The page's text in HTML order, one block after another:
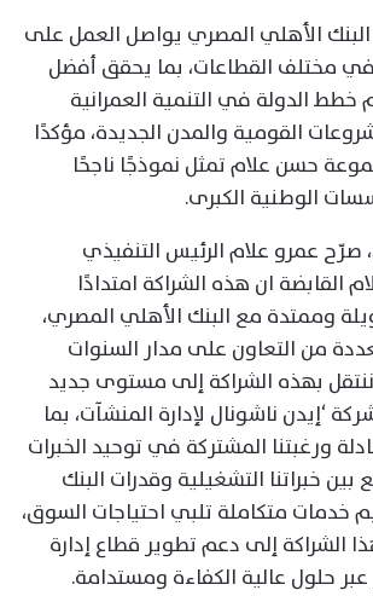
البنك الأهلي المصري يواصل العمل على
في مختلف القطاعات، بما يحقق أفضل
الدولة في التنمية العمرانية
القومية والمدن الجديدة، مؤكدًا
حسن علام تمثل نموذجًا ناجحًا
الوطنية الكبرى.
عمرو علام الرئيس التنفيذي
ان هذه الشراكة امتدادًا
وممتدة مع البنك الأهلي المصري،
من التعاون على مدار السنوات
ننتقل بهذه الشراكة إلى مستوى جديد
‘إيدن ناشونال لإدارة المنشآت، بما
ورغبتنا المشتركة في توحيد الخبرات
بين خبراتنا التشغيلية وقدرات البنك
خدمات متكاملة تلبي احتياجات السوق،
الشراكة إلى دعم تطوير قطاع إدارة
حلول عالية الكفاءة ومستدامة.